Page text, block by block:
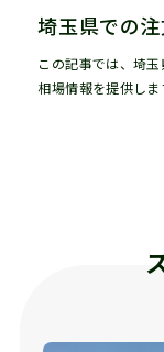
埼玉県での
この記事では、埼
相場情報を提供し